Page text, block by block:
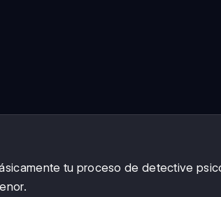
tu proceso de detective